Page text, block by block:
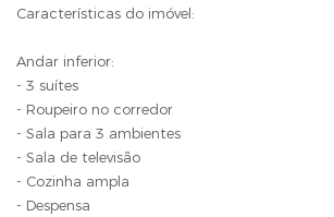
Características do imóvel:
Andar inferior:
- 3 suítes
- Roupeiro no corredor
- Sala para 3 ambientes
- Sala de televisão
- Cozinha ampla
- Despensa